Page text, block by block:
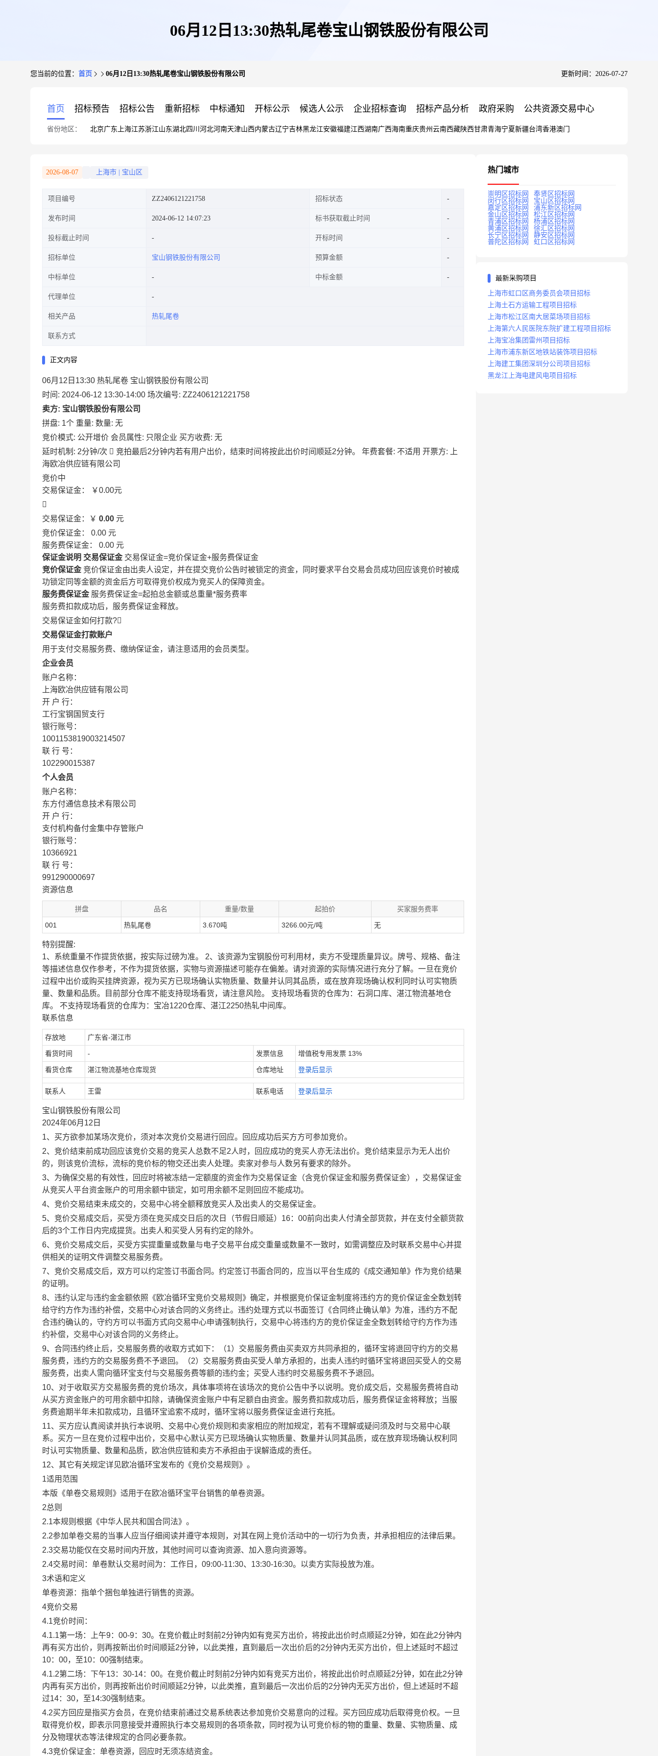
06月12日13:30热轧尾卷宝山钢铁股份有限公司
您当前的位置： 首页 06月12日13:30热轧尾卷宝山钢铁股份有限公司 更新时间：2026-07-27
首页 招标预告 招标公告 重新招标 中标通知 开标公示 候选人公示 企业招标查询 招标产品分析 政府采购 公共资源交易中心
省份地区： 北京广东 上海江苏浙江山东湖北四川 河北河南天津山西内蒙古辽宁吉林黑龙江安徽福建江西湖南广西海南重庆贵州 云南西藏陕西甘肃青海宁夏新疆台湾香港澳门
2026-08-07 上海市 宝山区
项目编号 ZZ2406121221758 招标状态
发布时间 2024-06-12 14:07:23 标书获取截止时间
投标截止时间 开标时间
招标单位 宝山钢铁股份有限公司 预算金额
中标单位 中标金额
代理单位
相关产品 热轧尾卷
联系方式
正文内容
06月12日13:30 热轧尾卷 宝山钢铁股份有限公司
时间: 2024-06-12 13:30-14:00 场次编号: ZZ2406121221758
卖方: 宝山钢铁股份有限公司
拼盘: 1个 重量: 数量: 无
竞价模式: 公开增价 会员属性: 只限企业 买方收费: 无
延时机制: 2分钟/次  竞拍最后2分钟内若有用户出价，结束时间将按此出价时间顺延2分钟。 年费套餐: 不适用 开票方: 上
海欧冶供应链有限公司
竞价中
交易保证金：
￥0.00元

交易保证金：￥ 0.00 元
竞价保证金： 0.00 元
服务费保证金： 0.00 元
保证金说明 交易保证金 交易保证金=竞价保证金+服务费保证金
竞价保证金 竞价保证金由出卖人设定，并在提交竞价公告时被锁定的资金，同时要求平台交易会员成功回应该竞价时被成
功锁定同等金额的资金后方可取得竞价权成为竞买人的保障资金。
服务费保证金 服务费保证金=起拍总金额或总重量*服务费率
服务费扣款成功后，服务费保证金释放。
交易保证金如何打款?
交易保证金打款账户
用于支付交易服务费、缴纳保证金，请注意适用的会员类型。
企业会员
账户名称：
上海欧冶供应链有限公司
开 户 行：
工行宝钢国贸支行
银行账号：
1001153819003214507
联 行 号：
102290015387
个人会员
账户名称：
东方付通信息技术有限公司
开 户 行：
支付机构备付金集中存管账户
银行账号：
10366921
联 行 号：
991290000697
资源信息
拼盘 品名 重量/数量 起拍价 买家服务费率
001 热轧尾卷 3.670吨 3266.00元/吨 无
特别提醒:
1、系统重量不作提货依据，按实际过磅为准。 2、该资源为宝钢股份可利用材，卖方不受理质量异议。牌号、规格、备注
等描述信息仅作参考，不作为提货依据，实物与资源描述可能存在偏差。请对资源的实际情况进行充分了解。一旦在竞价
过程中出价或购买挂牌资源，视为买方已现场确认实物质量、数量并认同其品质，或在放弃现场确认权利同时认可实物质
量、数量和品质。目前部分仓库不能支持现场看货，请注意风险。 支持现场看货的仓库为：石洞口库、湛江物流基地仓
库。 不支持现场看货的仓库为：宝冶1220仓库、湛江2250热轧中间库。
联系信息
存放地 广东省-湛江市
看货时间 - 发票信息 增值税专用发票 13%
看货仓库 湛江物流基地仓库现货 仓库地址 登录后显示
联系人 王雷 联系电话 登录后显示
宝山钢铁股份有限公司
2024年06月12日
1、买方欲参加某场次竞价，须对本次竞价交易进行回应。回应成功后买方方可参加竞价。
2、竞价结束前成功回应该竞价交易的竞买人总数不足2人时，回应成功的竞买人亦无法出价。竞价结束显示为无人出价
的，则该竞价流标，流标的竞价标的物交还出卖人处理。卖家对参与人数另有要求的除外。
3、为确保交易的有效性，回应时将被冻结一定额度的资金作为交易保证金（含竞价保证金和服务费保证金），交易保证金
从竞买人平台资金账户的可用余额中锁定，如可用余额不足则回应不能成功。
4、竞价交易结束未成交的，交易中心将全额释放竞买人及出卖人的交易保证金。
5、竞价交易成交后，买受方须在竞买成交日后的次日（节假日顺延）16：00前向出卖人付清全部货款，并在支付全额货款
后的3个工作日内完成提货。出卖人和买受人另有约定的除外。
6、竞价交易成交后，买受方实提重量或数量与电子交易平台成交重量或数量不一致时，如需调整应及时联系交易中心并提
供相关的证明文件调整交易服务费。
7、竞价交易成交后，双方可以约定签订书面合同。约定签订书面合同的，应当以平台生成的《成交通知单》作为竞价结果
的证明。
8、违约认定与违约金金额依照《欧冶循环宝竞价交易规则》确定，并根据竞价保证金制度将违约方的竞价保证金全数划转
给守约方作为违约补偿，交易中心对该合同的义务终止。违约处理方式以书面签订《合同终止确认单》为准，违约方不配
合违约确认的，守约方可以书面方式向交易中心申请强制执行，交易中心将违约方的竞价保证金全数划转给守约方作为违
约补偿，交易中心对该合同的义务终止。
9、合同违约终止后，交易服务费的收取方式如下：（1）交易服务费由买卖双方共同承担的，循环宝将退回守约方的交易
服务费，违约方的交易服务费不予退回。（2）交易服务费由买受人单方承担的，出卖人违约时循环宝将退回买受人的交易
服务费，出卖人需向循环宝支付与交易服务费等额的违约金；买受人违约时交易服务费不予退回。
10、对于收取买方交易服务费的竞价场次，具体事项将在该场次的竞价公告中予以说明。竞价成交后，交易服务费将自动
从买方资金账户的可用余额中扣除，请确保资金账户中有足额自由资金。服务费扣款成功后，服务费保证金将释放；当服
务费逾期半年未扣款成功，且循环宝追索不成时，循环宝将以服务费保证金进行充抵。
11、买方应认真阅读并执行本说明、交易中心竞价规则和卖家相应的附加规定，若有不理解或疑问须及时与交易中心联
系。买方一旦在竞价过程中出价，交易中心默认买方已现场确认实物质量、数量并认同其品质，或在放弃现场确认权利同
时认可实物质量、数量和品质，欧冶供应链和卖方不承担由于误解造成的责任。
12、其它有关规定详见欧冶循环宝发布的《竞价交易规则》。
1适用范围
本版《单卷交易规则》适用于在欧冶循环宝平台销售的单卷资源。
2总则
2.1本规则根据《中华人民共和国合同法》。
2.2参加单卷交易的当事人应当仔细阅读并遵守本规则，对其在网上竞价活动中的一切行为负责，并承担相应的法律后果。
2.3交易功能仅在交易时间内开放，其他时间可以查询资源、加入意向资源等。
2.4交易时间：单卷默认交易时间为：工作日，09:00-11:30、13:30-16:30。以卖方实际投放为准。
3术语和定义
单卷资源：指单个捆包单独进行销售的资源。
4竞价交易
4.1竞价时间：
4.1.1第一场：上午9：00-9：30。在竞价截止时刻前2分钟内如有竞买方出价，将按此出价时点顺延2分钟，如在此2分钟内
再有买方出价，则再按新出价时间顺延2分钟，以此类推，直到最后一次出价后的2分钟内无买方出价，但上述延时不超过
10：00，至10：00强制结束。
4.1.2第二场：下午13：30-14：00。在竞价截止时刻前2分钟内如有竞买方出价，将按此出价时点顺延2分钟，如在此2分钟
内再有买方出价，则再按新出价时间顺延2分钟，以此类推，直到最后一次出价后的2分钟内无买方出价，但上述延时不超
过14：30，至14:30强制结束。
4.2买方回应是指买方会员，在竞价结束前通过交易系统表达参加竞价交易意向的过程。买方回应成功后取得竞价权。一旦
取得竞价权，即表示同意接受并遵照执行本交易规则的各项条款，同时视为认可竞价标的物的重量、数量、实物质量、成
分及物理状态等法律规定的合同必要条款。
4.3竞价保证金：单卷资源，回应时无须冻结资金。
热门城市
崇明区招标网
奉贤区招标网
闵行区招标网
宝山区招标网
嘉定区招标网
浦东新区招标网
金山区招标网
松江区招标网
青浦区招标网
杨浦区招标网
黄浦区招标网
徐汇区招标网
长宁区招标网
静安区招标网
普陀区招标网
虹口区招标网
最新采购项目
上海市虹口区商务委员会项目招标
上海土石方运输工程项目招标
上海市松江区南大居菜场项目招标
上海第六人民医院东院扩建工程项目招标
上海宝冶集团雷州项目招标
上海市浦东新区地铁站装饰项目招标
上海建工集团深圳分公司项目招标
黑龙江上海电建风电项目招标